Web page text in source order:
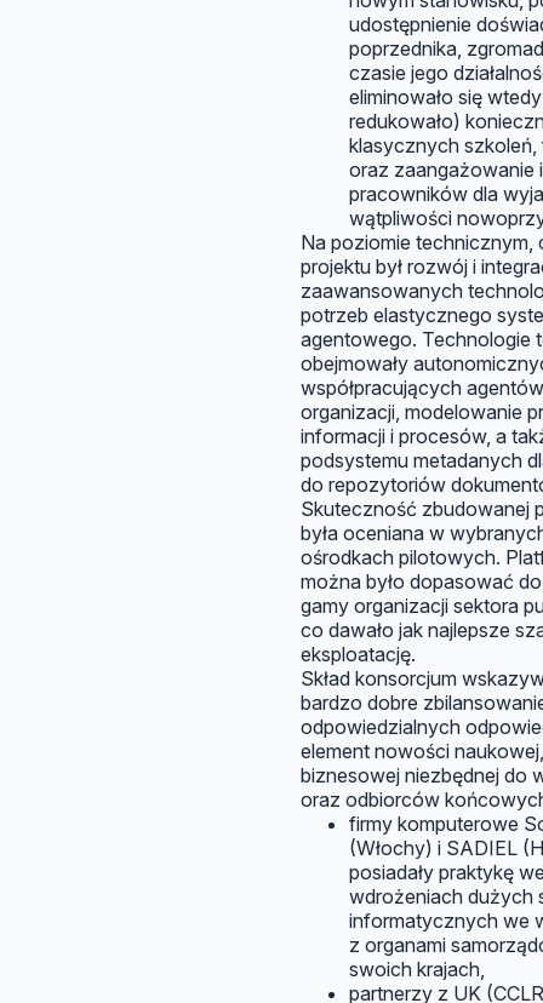
udostępnienie
poprzednika,
czasie jego
eliminowało się
redukowało)
klasycznych szkoleń,
oraz zaangażowanie
pracowników dla
wątpliwości
Na poziomie technicznym,
projektu był rozwój i
zaawansowanych
potrzeb elastycznego
agentowego. Technologie
obejmowały
współpracujących
organizacji, modelowanie
informacji i procesów, a
podsystemu metadanych
do repozytoriów
Skuteczność zbudowanej
była oceniana w
ośrodkach pilotowych.
można było dopasować
gamy organizacji sektora
co dawało jak najlepsze
eksploatację.
Skład konsorcjum
bardzo dobre
odpowiedzialnych
element nowości
biznesowej niezbędnej do
oraz odbiorców
firmy komputerowe
(Włochy) i SADIEL
posiadały praktykę
wdrożeniach dużych
informatycznych we
z organami
swoich krajach,
partnerzy z UK